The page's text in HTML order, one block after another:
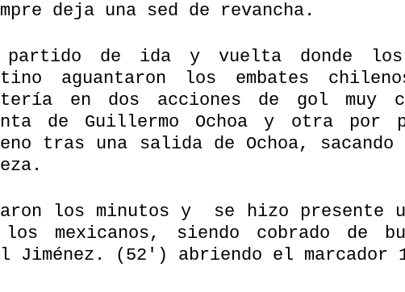
deja una sed de revancha.
partido de ida y vuelta donde
aguantaron los embates
en dos acciones de gol muy
de Guillermo Ochoa y otra por
tras una salida de Ochoa,
los minutos y  se hizo presente
mexicanos, siendo cobrado de
Jiménez. (52') abriendo el marcador